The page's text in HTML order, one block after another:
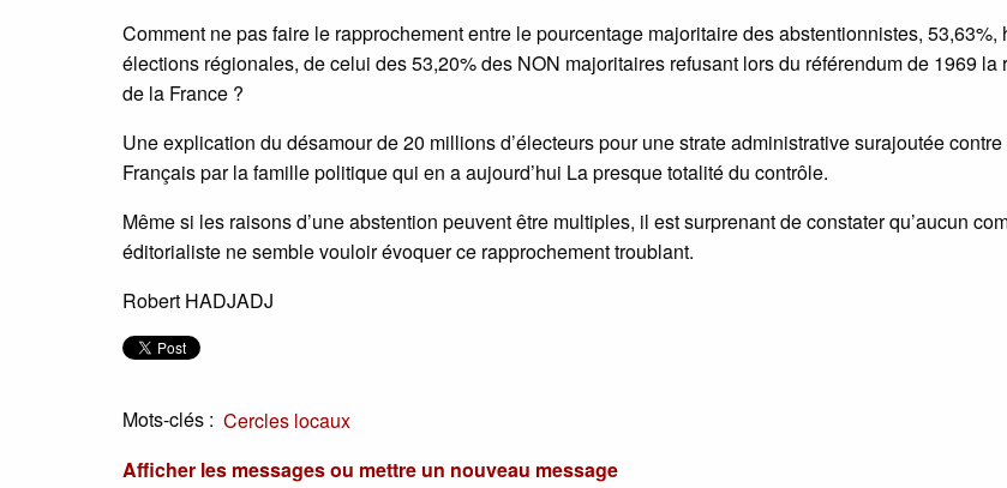
Comment ne pas faire le rapprochement entre le pourcentage majoritaire des abstentionnistes, 53,63%,
élections régionales, de celui des 53,20% des NON majoritaires refusant lors du référendum de 1969 la
de la France ?
Une explication du désamour de 20 millions d’électeurs pour une strate administrative surajoutée
Français par la famille politique qui en a aujourd’hui La presque totalité du contrôle.
Même si les raisons d’une abstention peuvent être multiples, il est surprenant de constater qu’aucun
éditorialiste ne semble vouloir évoquer ce rapprochement troublant.
Robert HADJADJ
Mots-clés : Cercles locaux
Afficher les messages ou mettre un nouveau message